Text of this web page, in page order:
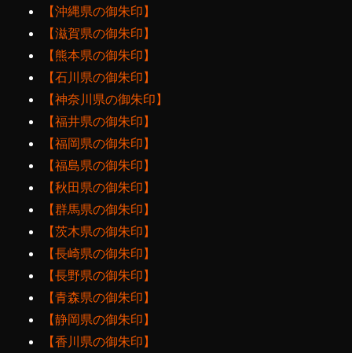
【沖縄県の御朱印】
【滋賀県の御朱印】
【熊本県の御朱印】
【石川県の御朱印】
【神奈川県の御朱印】
【福井県の御朱印】
【福岡県の御朱印】
【福島県の御朱印】
【秋田県の御朱印】
【群馬県の御朱印】
【茨木県の御朱印】
【長崎県の御朱印】
【長野県の御朱印】
【青森県の御朱印】
【静岡県の御朱印】
【香川県の御朱印】